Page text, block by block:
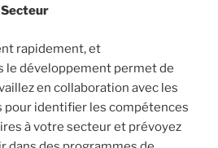
Secteur
rapidement, et
le développement permet de
en collaboration avec les
pour identifier les compétences
à votre secteur et prévoyez